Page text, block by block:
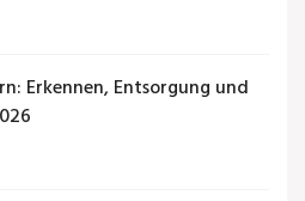
Erkennen, Entsorgung und